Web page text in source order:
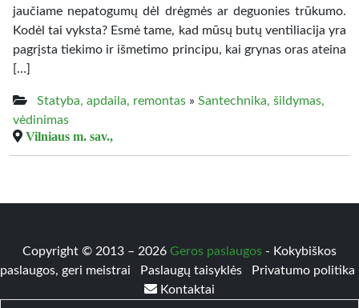
jaučiame nepatogumų dėl drėgmės ar deguonies trūkumo.
Kodėl tai vyksta? Esmė tame, kad mūsų butų ventiliacija yra
pagrįsta tiekimo ir išmetimo principu, kai grynas oras ateina
[…]
Statyba, apdaila, remontas » Santechnika, šildymas,
vėdinimas
Vilniaus m. sav.,
Copyright © 2013 – 2026 Geros paslaugos - Kokybiškos
paslaugos, geri meistrai
Paslaugų taisyklės
Privatumo politika
Kontaktai